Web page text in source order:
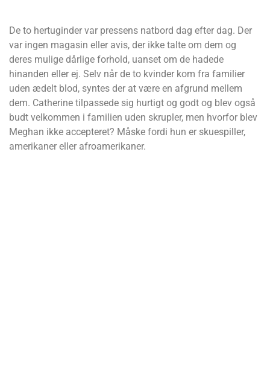
De to hertuginder var pressens natbord dag efter dag. Der
var ingen magasin eller avis, der ikke talte om dem og
deres mulige dårlige forhold, uanset om de hadede
hinanden eller ej. Selv når de to kvinder kom fra familier
uden ædelt blod, syntes der at være en afgrund mellem
dem. Catherine tilpassede sig hurtigt og godt og blev også
budt velkommen i familien uden skrupler, men hvorfor blev
Meghan ikke accepteret? Måske fordi hun er skuespiller,
amerikaner eller afroamerikaner.